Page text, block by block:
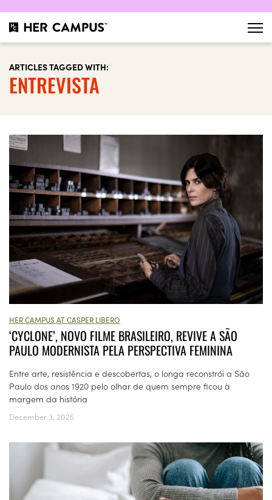
ARTICLES TAGGED WITH:
ENTREVISTA
HER CAMPUS AT CASPER LIBERO
‘CYCLONE’, NOVO FILME BRASILEIRO, REVIVE A SÃO
PAULO MODERNISTA PELA PERSPECTIVA FEMININA
Entre arte, resistência e descobertas, o longa reconstrói a São
Paulo dos anos 1920 pelo olhar de quem sempre ficou à
margem da história
December 3, 2025